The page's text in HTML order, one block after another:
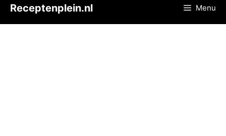
Receptenplein.nl Menu